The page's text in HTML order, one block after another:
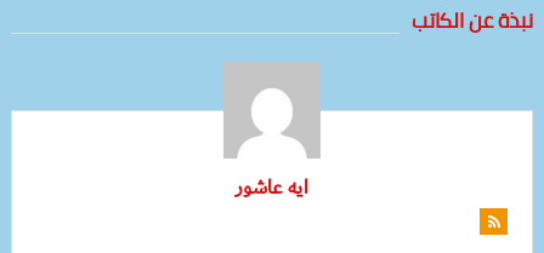
نبذة عن الكاتب
ايه عاشور